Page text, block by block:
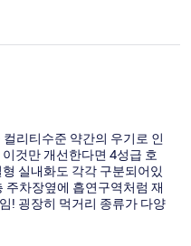
리티수준 약간의 우기로 인
것만 개선한다면 4성급 호
실내화도 각각 구분되어있
주차장옆에 흡연구역처럼 재
! 굉장히 먹거리 종류가 다양
양꼬치,일식, 중식, 쭈꾸미,
4~500m 정도 장인평역(지